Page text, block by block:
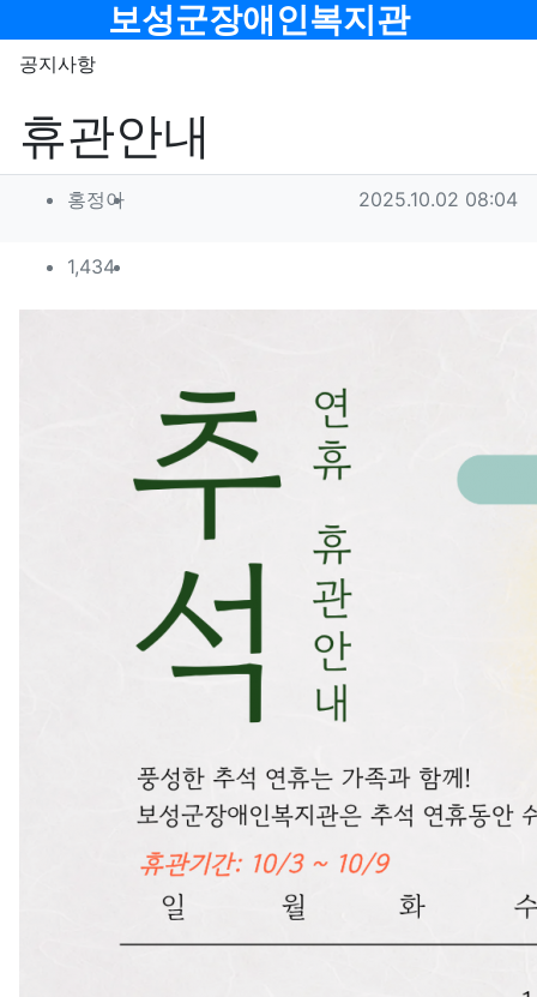
보성군장애인복지관
공지사항
휴관안내
작성자 정보
홍정아작성 작성일
2025.10.02 08:04
컨텐츠 정보
1,434조회